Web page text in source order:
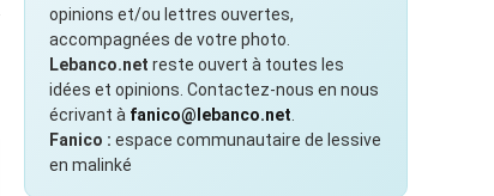
opinions et/ou lettres ouvertes,
accompagnées de votre photo.
Lebanco.net reste ouvert à toutes les
idées et opinions. Contactez-nous en nous
écrivant à fanico@lebanco.net
Fanico : espace communautaire de lessive
en malinké